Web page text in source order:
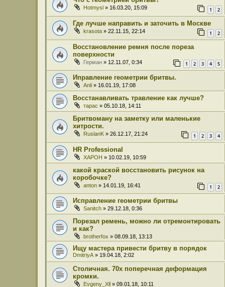
Hotmysl » 16.03.20, 15:09 1 2
Где лучше направить и заточить в Москве
krasota » 22.11.15, 22:14 1 2
Восстановление ремня после пореза
поверхности
Герман » 12.11.07, 0:34 1 2 3 4 5
Иправление геометрии бритвы.
Anli » 16.01.19, 17:08
Восстанавливать травление как лучше?
тарас » 05.10.18, 14:11
Бритвоману на заметку или маленькие
хитрости.
RuslanK » 26.12.17, 21:24 1 2 3 4
HR Professional
XAPOH » 10.02.19, 10:59
какой краской восстановить рисунок на
коробочке?
anton » 14.01.19, 16:41 1 2
Исправление геометрии бритвы
Sanitch » 29.12.18, 0:36
Порезал ремень, можно ли отремонтировать
и как?
brotherfox » 08.09.18, 13:13
Ищу мастера привести бритву в порядок
DmitriyA» 19.04.18, 2:02
Столичная. 70х поперечная деформация
кромки.
Evgeny_Xll » 09.01.18, 10:11